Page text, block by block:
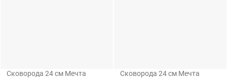
Сковорода 24 см Мечта
Сковорода 24 см Мечта